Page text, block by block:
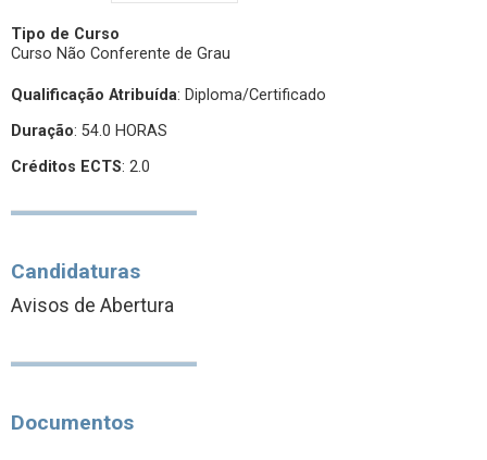
Tipo de Curso
Curso Não Conferente de Grau
Qualificação Atribuída: Diploma/Certificado
Duração: 54.0 HORAS
Créditos ECTS: 2.0
Candidaturas
Avisos de Abertura
Documentos